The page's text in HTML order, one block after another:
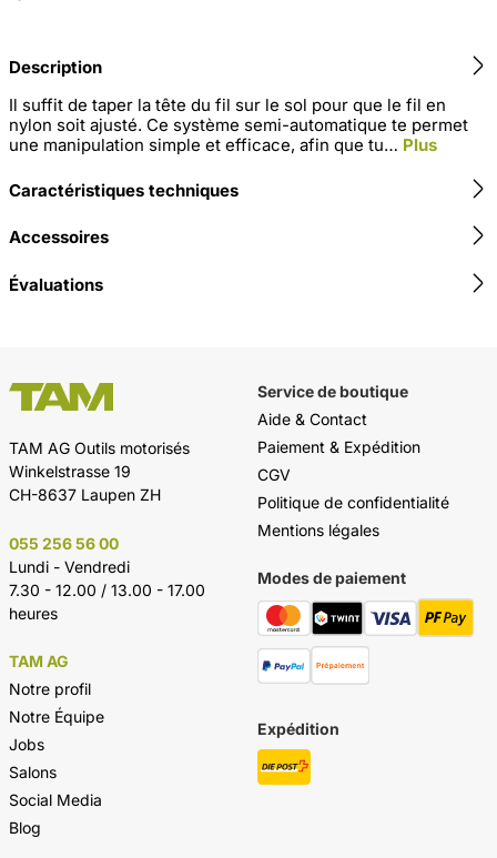
Description
Il suffit de taper la tête du fil sur le sol pour que le fil en
nylon soit ajusté. Ce système semi-automatique te permet
une manipulation simple et efficace, afin que tu… Plus
Caractéristiques techniques
Accessoires
Évaluations
TAM AG Outils motorisés
Winkelstrasse 19
CH-8637 Laupen ZH
055 256 56 00
Lundi - Vendredi
7.30 - 12.00 / 13.00 - 17.00
heures
TAM AG
Notre profil
Notre Équipe
Jobs
Salons
Social Media
Blog
Service de boutique
Aide & Contact
Paiement & Expédition
CGV
Politique de confidentialité
Mentions légales
Modes de paiement
Expédition